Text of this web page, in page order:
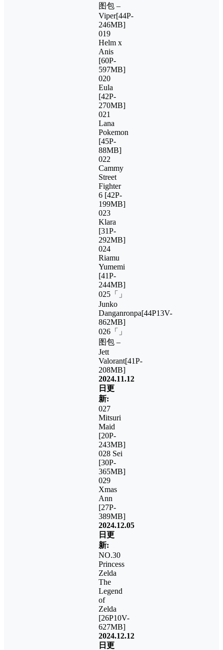
图包 –
Viper[44P-
246MB]
019
Helm x
Anis
[60P-
597MB]
020
Eula
[42P-
270MB]
021
Lana
Pokemon
[45P-
88MB]
022
Cammy
Street
Fighter
6 [42P-
199MB]
023
Klara
[31P-
292MB]
024
Riamu
Yumemi
[41P-
244MB]
025「」
Junko
Danganronpa[44P13V-
862MB]
026「」
图包 –
Jett
Valorant[41P-
208MB]
2024.11.12
日更
新:
027
Mitsuri
Maid
[20P-
243MB]
028 Sei
[30P-
365MB]
029
Xmas
Ann
[27P-
389MB]
2024.12.05
日更
新:
NO.30
Princess
Zelda
The
Legend
of
Zelda
[26P10V-
627MB]
2024.12.12
日更